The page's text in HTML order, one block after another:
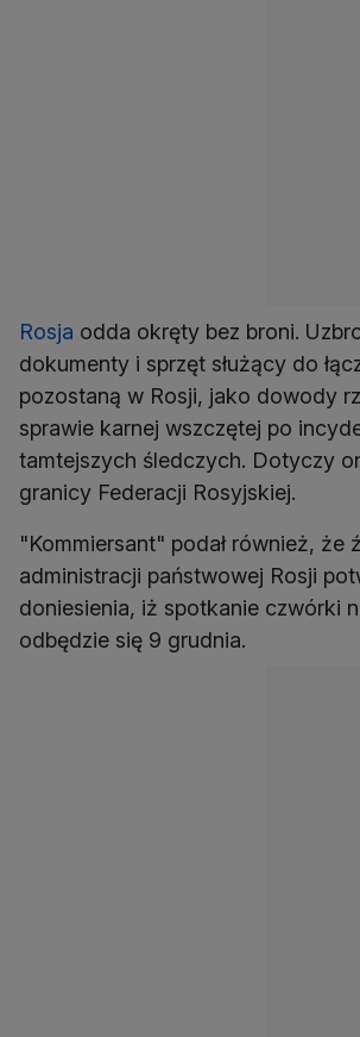
Rosja odda okręty bez broni.
dokumenty i sprzęt służący do
pozostaną w Rosji, jako dowody
sprawie karnej wszczętej po
tamtejszych śledczych. Dotyczy
granicy Federacji Rosyjskiej.
"Kommiersant" podał również, że
administracji państwowej Rosji
doniesienia, iż spotkanie czwórki
odbędzie się 9 grudnia.